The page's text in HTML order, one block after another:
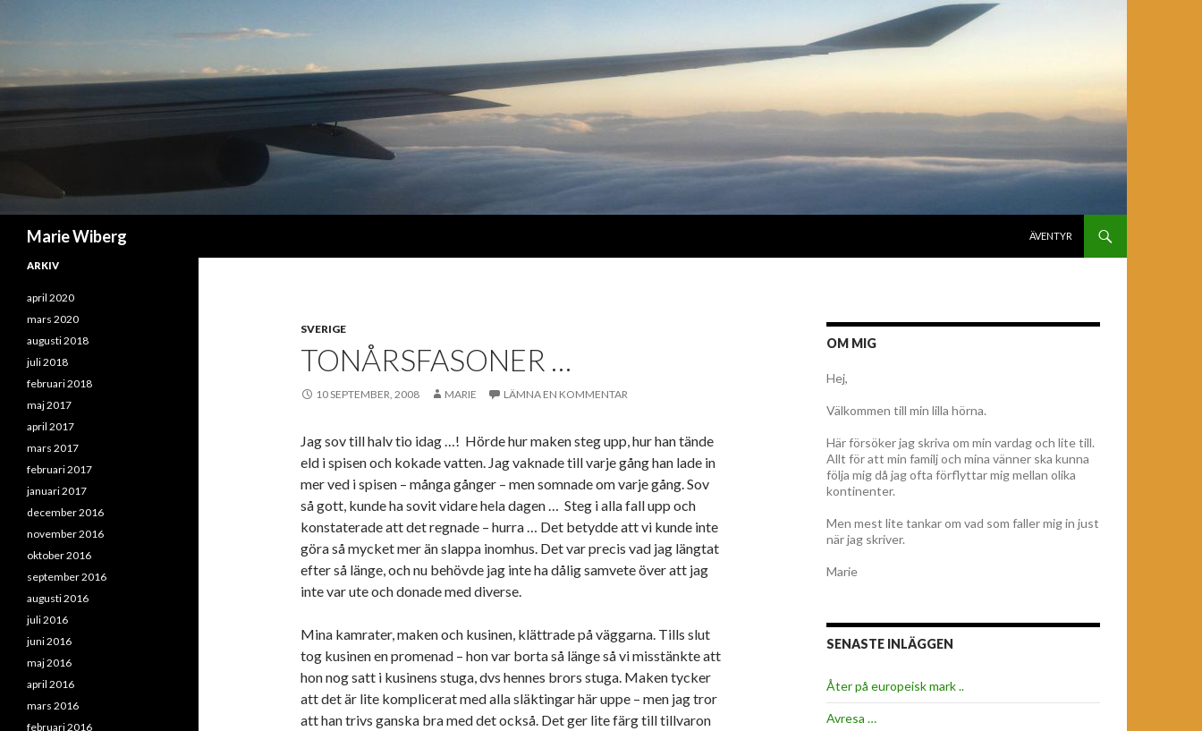
Marie Wiberg
ÄVENTYR
SVERIGE
TONÅRSFASONER …
10 SEPTEMBER, 2008 MARIE LÄMNA EN KOMMENTAR
Jag sov till halv tio idag …! Hörde hur maken steg upp, hur han tände
eld i spisen och kokade vatten. Jag vaknade till varje gång han lade in
mer ved i spisen – många gånger – men somnade om varje gång. Sov
så gott, kunde ha sovit vidare hela dagen … Steg i alla fall upp och
konstaterade att det regnade – hurra … Det betydde att vi kunde inte
göra så mycket mer än slappa inomhus. Det var precis vad jag längtat
efter så länge, och nu behövde jag inte ha dålig samvete över att jag
inte var ute och donade med diverse.
Mina kamrater, maken och kusinen, klättrade på väggarna. Tills slut
tog kusinen en promenad – hon var borta så länge så vi misstänkte att
hon nog satt i kusinens stuga, dvs hennes brors stuga. Maken tycker
att det är lite komplicerat med alla släktingar här uppe – men jag tror
att han trivs ganska bra med det också. Det ger lite färg till tillvaron
OM MIG
Hej,
Välkommen till min lilla hörna.
Här försöker jag skriva om min vardag och lite till.
Allt för att min familj och mina vänner ska kunna
följa mig då jag ofta förflyttar mig mellan olika
kontinenter.
Men mest lite tankar om vad som faller mig in just
när jag skriver.
Marie
SENASTE INLÄGGEN
Åter på europeisk mark ..
Avresa …
ARKIV
april 2020
mars 2020
augusti 2018
juli 2018
februari 2018
maj 2017
april 2017
mars 2017
februari 2017
januari 2017
december 2016
november 2016
oktober 2016
september 2016
augusti 2016
juli 2016
juni 2016
maj 2016
april 2016
mars 2016
februari 2016